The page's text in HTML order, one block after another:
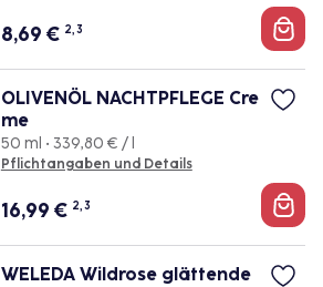
8,69 € 2, 3
OLIVENÖL NACHTPFLEGE Cre
me
50 ml • 339,80 € / l
Pflichtangaben und Details
16,99 € 2, 3
WELEDA Wildrose glättende